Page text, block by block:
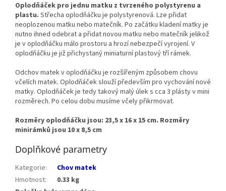
Oplodňáček pro jednu matku z tvrzeného polystyrenu a
plastu. Střecha oplodňáčku je polystyrenová. Lze přidat
neoplozenou matku nebo matečník. Po začátku kladení matky je
nutno ihned odebrat a přidat novou matku nebo matečník jelikož
je v oplodňáčku málo prostoru a hrozí nebezpečí vyrojení. V
oplodňáčku je již přichystaný miniaturní plastový tří rámek.
Odchov matek v oplodňáčku je rozšířeným způsobem chovu
včelích matek. Oplodňáček slouží především pro vychování nové
matky. Oplodňáček je tedy takový malý úlek s cca 3 plásty v mini
rozměrech. Po celou dobu musíme včely přikrmovat.
Rozměry oplodňáčku jsou: 23,5 x 16 x 15 cm. Rozměry
minirámků jsou 10 x 8,5 cm
Doplňkové parametry
Kategorie:
Chov matek
Hmotnost:
0.33 kg